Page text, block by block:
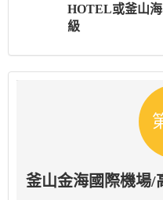
HOTEL或釜山
級
釜山金海國際機場/